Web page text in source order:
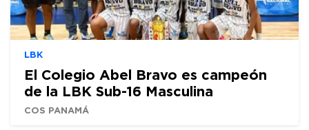
LBK
El Colegio Abel Bravo es campeón
de la LBK Sub-16 Masculina
COS PANAMÁ